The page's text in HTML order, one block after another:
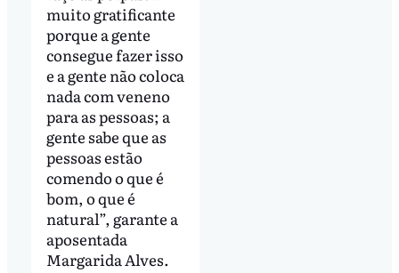
muito gratificante
porque a gente
consegue fazer isso
e a gente não coloca
nada com veneno
para as pessoas; a
gente sabe que as
pessoas estão
comendo o que é
bom, o que é
natural”, garante a
aposentada
Margarida Alves.